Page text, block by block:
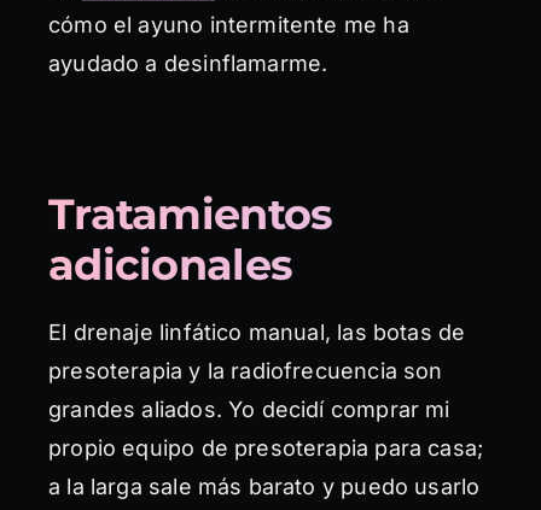
cómo el ayuno intermitente me ha
ayudado a desinflamarme.
Tratamientos
adicionales
El drenaje linfático manual, las botas de
presoterapia y la radiofrecuencia son
grandes aliados. Yo decidí comprar mi
propio equipo de presoterapia para casa;
a la larga sale más barato y puedo usarlo